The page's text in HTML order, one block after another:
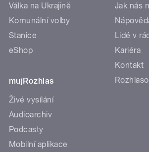
Válka na Ukrajině
Komunální volby
Stanice
eShop
mujRozhlas
Živé vysílání
Audioarchiv
Podcasty
Mobilní aplikace
Jak nás
Lidé v
Kariéra
Kontakt